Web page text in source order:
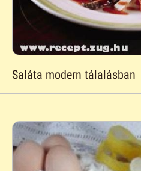
Saláta modern tálalásban